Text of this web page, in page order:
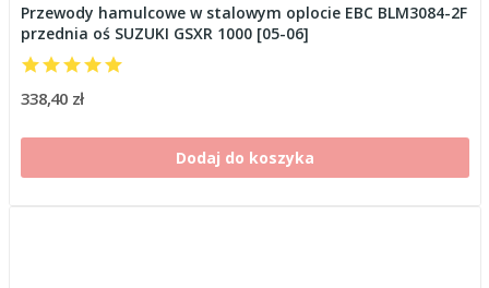
Przewody hamulcowe w stalowym oplocie EBC BLM3084-2F
przednia oś SUZUKI GSXR 1000 [05-06]
338,40 zł
Dodaj do koszyka